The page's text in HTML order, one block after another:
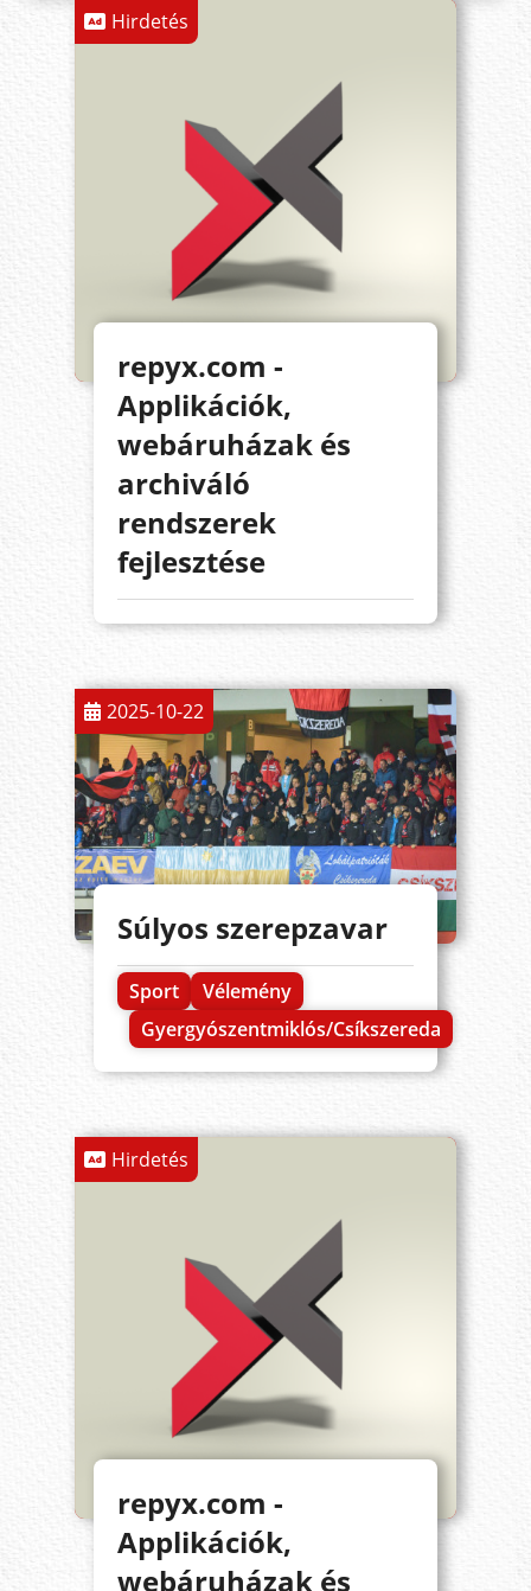
Hirdetés
repyx.com -
Applikációk,
webáruházak és
archiváló
rendszerek
fejlesztése
2025-10-22
Súlyos szerepzavar
Sport
Vélemény
Gyergyószentmiklós/Csíkszereda
Hirdetés
repyx.com -
Applikációk,
webáruházak és